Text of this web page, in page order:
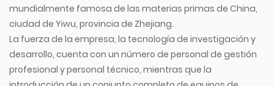
mundialmente famosa de las materias primas de China,
ciudad de Yiwu, provincia de Zhejiang.
La fuerza de la empresa, la tecnología de investigación y
desarrollo, cuenta con un número de personal de gestión
profesional y personal técnico, mientras que la